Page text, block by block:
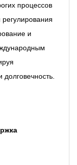
процессов
и